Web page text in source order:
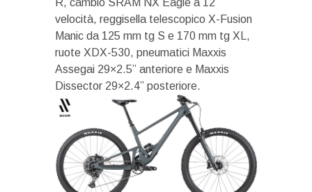
R, cambio SRAM NX Eagle a 12
velocità, reggisella telescopico X-Fusion
Manic da 125 mm tg S e 170 mm tg XL,
ruote XDX-530, pneumatici Maxxis
Assegai 29×2.5” anteriore e Maxxis
Dissector 29×2.4” posteriore.